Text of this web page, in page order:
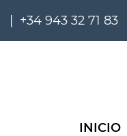
+34 943 32 71 83
INICIO